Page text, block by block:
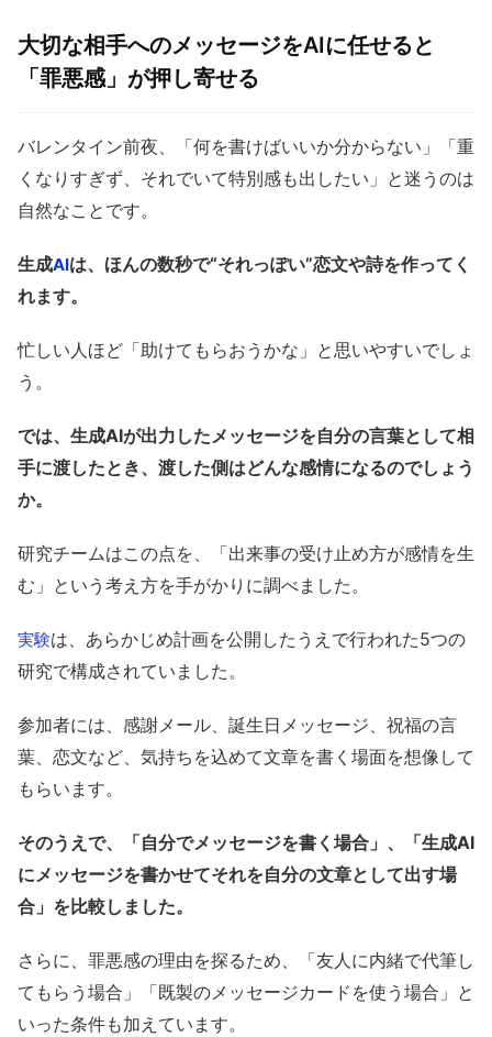
大切な相手へのメッセージをAIに任せると
「罪悪感」が押し寄せる
バレンタイン前夜、「何を書けばいいか分からない」「重
くなりすぎず、それでいて特別感も出したい」と迷うのは
自然なことです。
生成AIは、ほんの数秒で“それっぽい”恋文や詩を作ってく
れます。
忙しい人ほど「助けてもらおうかな」と思いやすいでしょ
う。
では、生成AIが出力したメッセージを自分の言葉として相
手に渡したとき、渡した側はどんな感情になるのでしょう
か。
研究チームはこの点を、「出来事の受け止め方が感情を生
む」という考え方を手がかりに調べました。
実験は、あらかじめ計画を公開したうえで行われた5つの
研究で構成されていました。
参加者には、感謝メール、誕生日メッセージ、祝福の言
葉、恋文など、気持ちを込めて文章を書く場面を想像して
もらいます。
そのうえで、「自分でメッセージを書く場合」、「生成AI
にメッセージを書かせてそれを自分の文章として出す場
合」を比較しました。
さらに、罪悪感の理由を探るため、「友人に内緒で代筆し
てもらう場合」「既製のメッセージカードを使う場合」と
いった条件も加えています。